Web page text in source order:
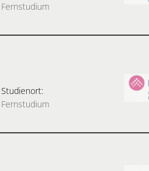
Fernstudium
Studienort:
Fernstudium